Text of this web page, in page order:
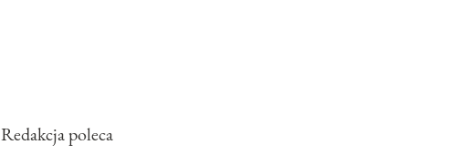
Redakcja poleca